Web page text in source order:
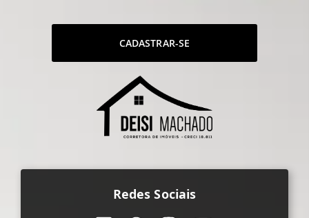
CADASTRAR-SE
Redes Sociais